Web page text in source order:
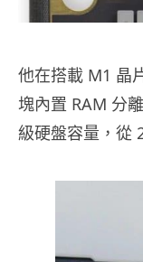
他在搭載 M1 晶
塊內置 RAM 分
級硬盤容量，從